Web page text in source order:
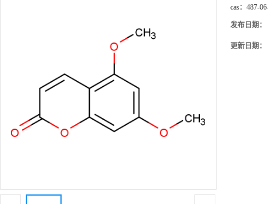
cas： 487-
发布日期：
更新日期：